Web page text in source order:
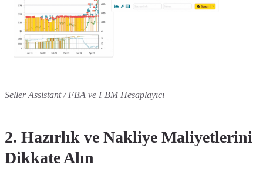
Seller Assistant / FBA ve FBM Hesaplayıcı
2. Hazırlık ve Nakliye Maliyetlerini
Dikkate Alın